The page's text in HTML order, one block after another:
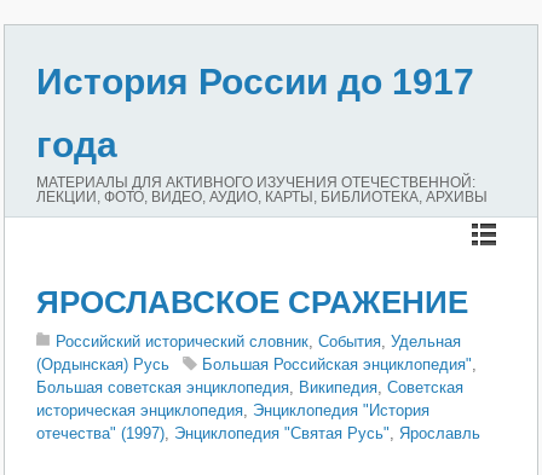
История России до 1917
года
МАТЕРИАЛЫ ДЛЯ АКТИВНОГО ИЗУЧЕНИЯ ОТЕЧЕСТВЕННОЙ:
ЛЕКЦИИ, ФОТО, ВИДЕО, АУДИО, КАРТЫ, БИБЛИОТЕКА, АРХИВЫ
ЯРОСЛАВСКОЕ СРАЖЕНИЕ
Российский исторический словник,События,Удельная
(Ордынская) Русь
Большая Российская энциклопедия",
Большая советская энциклопедия, Википедия,Советская
историческая энциклопедия, Энциклопедия "История
отечества" (1997), Энциклопедия "Святая Русь",Ярославль